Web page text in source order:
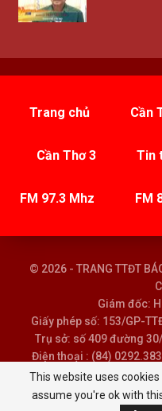
Trang chủ Cần
Cần Thơ 3 Tin
FM 97.3 Mhz FM
© 2026 - TRANG TTĐT
Giám đốc:
Giấy phép số: 153/GP-
Trụ sở: số 409 đường 30/
Điện thoại : (84)
Email :
This website uses cookies
assume you're ok with